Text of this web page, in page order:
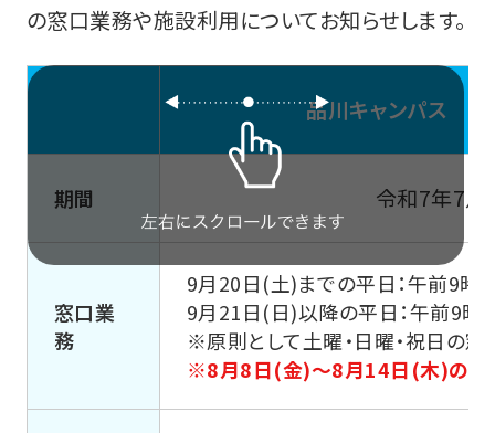
の窓口業務や施設利用についてお知らせします。
品川キャンパス
期間 令和7年7
窓口業
務
9月20日(土)までの平日：午前9時
9月21日(日)以降の平日：午前9時
※原則として土曜・日曜・祝日の
※8月8日(金)～8月14日(木)の期